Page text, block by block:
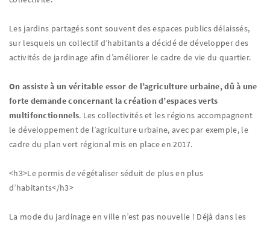
Les jardins partagés sont souvent des espaces publics délaissés,
sur lesquels un collectif d’habitants a décidé de développer des
activités de jardinage afin d’améliorer le cadre de vie du quartier.
On assiste à un véritable essor de l’agriculture urbaine, dû à une
forte demande concernant la création d’espaces verts
multifonctionnels. Les collectivités et les régions accompagnent
le développement de l’agriculture urbaine, avec par exemple, le
cadre du plan vert régional mis en place en 2017.
<h3>Le permis de végétaliser séduit de plus en plus
d’habitants</h3>
La mode du jardinage en ville n’est pas nouvelle ! Déjà dans les